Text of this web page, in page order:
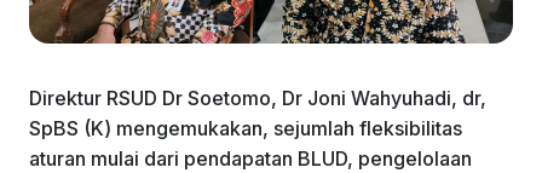
Direktur RSUD Dr Soetomo, Dr Joni Wahyuhadi, dr,
SpBS (K) mengemukakan, sejumlah fleksibilitas
aturan mulai dari pendapatan BLUD, pengelolaan